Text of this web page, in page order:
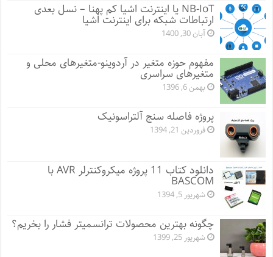
NB-IoT یا اینترنت اشیا کم پهنا – نسل بعدی
ارتباطات شبکه برای اینترنت اشیا
آبان 30, 1400
مفهوم حوزه متغیر در آردوینو-متغیرهای محلی و
متغیرهای سراسری
بهمن 6, 1396
پروژه فاصله سنج آلتراسونیک
فروردین 21, 1394
دانلود کتاب 11 پروژه میکروکنترلر AVR با
BASCOM
شهریور 5, 1394
چگونه بهترین محصولات ترانسمیتر فشار را بخریم؟
شهریور 25, 1399